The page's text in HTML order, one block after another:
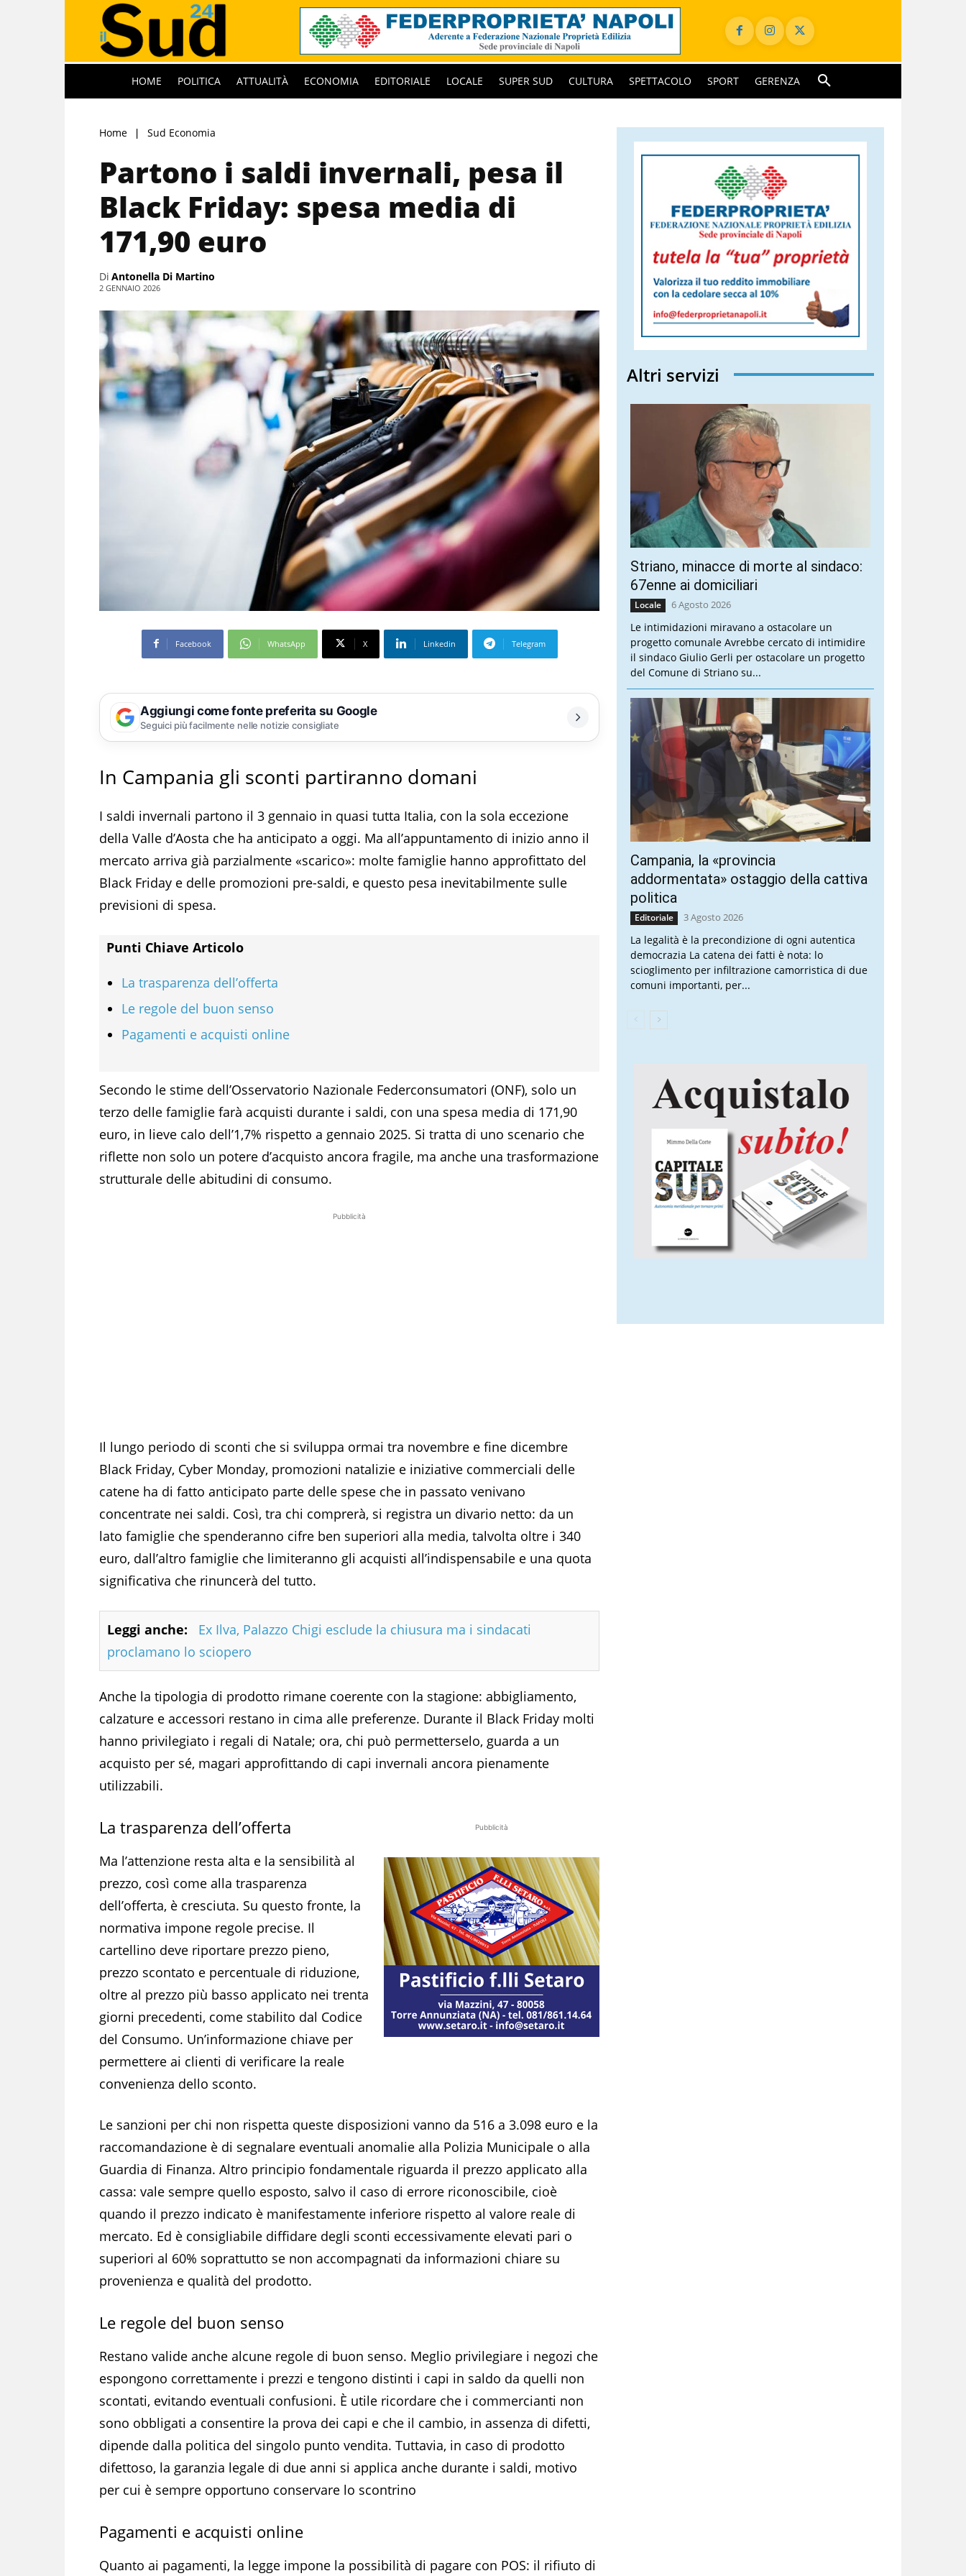
HOME POLITICA ATTUALITÀ ECONOMIA EDITORIALE LOCALE SUPER SUD CULTURA SPETTACOLO SPORT GERENZA
Home Sud Economia
Partono i saldi invernali, pesa il
Black Friday: spesa media di
171,90 euro
Di Antonella Di Martino
2 GENNAIO 2026
Facebook WhatsApp X Linkedin Telegram
Aggiungi come fonte preferita su Google
Seguici più facilmente nelle notizie consigliate
In Campania gli sconti partiranno domani
I saldi invernali partono il 3 gennaio in quasi tutta Italia, con la sola eccezione
della Valle d’Aosta che ha anticipato a oggi. Ma all’appuntamento di inizio anno il
mercato arriva già parzialmente «scarico»: molte famiglie hanno approfittato del
Black Friday e delle promozioni pre-saldi, e questo pesa inevitabilmente sulle
previsioni di spesa.
Punti Chiave Articolo
La trasparenza dell’offerta
Le regole del buon senso
Pagamenti e acquisti online
Secondo le stime dell’Osservatorio Nazionale Federconsumatori (ONF), solo un
terzo delle famiglie farà acquisti durante i saldi, con una spesa media di 171,90
euro, in lieve calo dell’1,7% rispetto a gennaio 2025. Si tratta di uno scenario che
riflette non solo un potere d’acquisto ancora fragile, ma anche una trasformazione
strutturale delle abitudini di consumo.
Pubblicità
Il lungo periodo di sconti che si sviluppa ormai tra novembre e fine dicembre
Black Friday, Cyber Monday, promozioni natalizie e iniziative commerciali delle
catene ha di fatto anticipato parte delle spese che in passato venivano
concentrate nei saldi. Così, tra chi comprerà, si registra un divario netto: da un
lato famiglie che spenderanno cifre ben superiori alla media, talvolta oltre i 340
euro, dall’altro famiglie che limiteranno gli acquisti all’indispensabile e una quota
significativa che rinuncerà del tutto.
Leggi anche:
Ex Ilva, Palazzo Chigi esclude la chiusura ma i sindacati
proclamano lo sciopero
Anche la tipologia di prodotto rimane coerente con la stagione: abbigliamento,
calzature e accessori restano in cima alle preferenze. Durante il Black Friday molti
hanno privilegiato i regali di Natale; ora, chi può permetterselo, guarda a un
acquisto per sé, magari approfittando di capi invernali ancora pienamente
utilizzabili.
Pubblicità
La trasparenza dell’offerta
Ma l’attenzione resta alta e la sensibilità al
prezzo, così come alla trasparenza
dell’offerta, è cresciuta. Su questo fronte, la
normativa impone regole precise. Il
cartellino deve riportare prezzo pieno,
prezzo scontato e percentuale di riduzione,
oltre al prezzo più basso applicato nei trenta
giorni precedenti, come stabilito dal Codice
del Consumo. Un’informazione chiave per
permettere ai clienti di verificare la reale
convenienza dello sconto.
Le sanzioni per chi non rispetta queste disposizioni vanno da 516 a 3.098 euro e la
raccomandazione è di segnalare eventuali anomalie alla Polizia Municipale o alla
Guardia di Finanza. Altro principio fondamentale riguarda il prezzo applicato alla
cassa: vale sempre quello esposto, salvo il caso di errore riconoscibile, cioè
quando il prezzo indicato è manifestamente inferiore rispetto al valore reale di
mercato. Ed è consigliabile diffidare degli sconti eccessivamente elevati pari o
superiori al 60% soprattutto se non accompagnati da informazioni chiare su
provenienza e qualità del prodotto.
Le regole del buon senso
Restano valide anche alcune regole di buon senso. Meglio privilegiare i negozi che
espongono correttamente i prezzi e tengono distinti i capi in saldo da quelli non
scontati, evitando eventuali confusioni. È utile ricordare che i commercianti non
sono obbligati a consentire la prova dei capi e che il cambio, in assenza di difetti,
dipende dalla politica del singolo punto vendita. Tuttavia, in caso di prodotto
difettoso, la garanzia legale di due anni si applica anche durante i saldi, motivo
per cui è sempre opportuno conservare lo scontrino
Pagamenti e acquisti online
Quanto ai pagamenti, la legge impone la possibilità di pagare con POS: il rifiuto di
Altri servizi
Striano, minacce di morte al sindaco:
67enne ai domiciliari
Locale 6 Agosto 2026
Le intimidazioni miravano a ostacolare un
progetto comunale Avrebbe cercato di intimidire
il sindaco Giulio Gerli per ostacolare un progetto
del Comune di Striano su...
Campania, la «provincia
addormentata» ostaggio della cattiva
politica
Editoriale 3 Agosto 2026
La legalità è la precondizione di ogni autentica
democrazia La catena dei fatti è nota: lo
scioglimento per infiltrazione camorristica di due
comuni importanti, per...